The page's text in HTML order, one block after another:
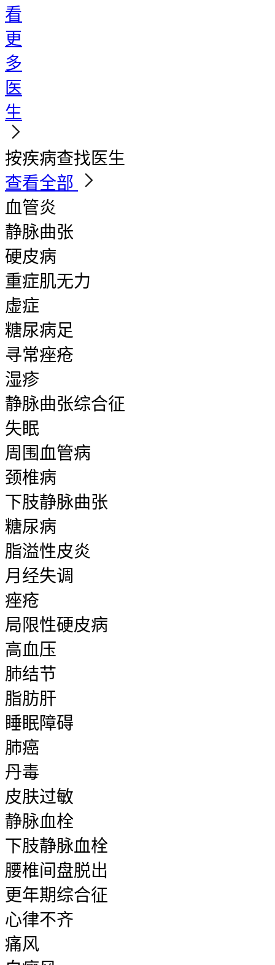
看
更
多
医
生
按疾病查找医生
查看全部
血管炎
静脉曲张
硬皮病
重症肌无力
虚症
糖尿病足
寻常痤疮
湿疹
静脉曲张综合征
失眠
周围血管病
颈椎病
下肢静脉曲张
糖尿病
脂溢性皮炎
月经失调
痤疮
局限性硬皮病
高血压
肺结节
脂肪肝
睡眠障碍
肺癌
丹毒
皮肤过敏
静脉血栓
下肢静脉血栓
腰椎间盘脱出
更年期综合征
心律不齐
痛风